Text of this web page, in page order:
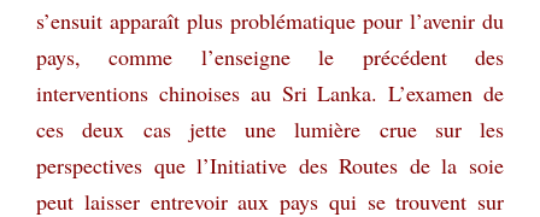
s’ensuit apparaît plus problématique pour l’avenir du
pays, comme l’enseigne le précédent des
interventions chinoises au Sri Lanka. L’examen de
ces deux cas jette une lumière crue sur les
perspectives que l’Initiative des Routes de la soie
peut laisser entrevoir aux pays qui se trouvent sur